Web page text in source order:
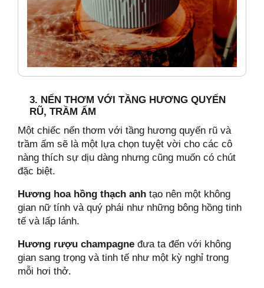
3. NẾN THƠM VỚI TẦNG HƯƠNG QUYẾN
RŨ, TRẦM ẤM
Một chiếc nến thơm với tầng hương quyến rũ và
trầm ấm sẽ là một lựa chọn tuyệt vời cho các cô
nàng thích sự dịu dàng nhưng cũng muốn có chút
đặc biệt.
Hương hoa hồng thạch anh tạo nên một không
gian nữ tính và quý phái như những bông hồng tinh
tế và lấp lánh.
Hương rượu champagne đưa ta đến với không
gian sang trọng và tinh tế như một kỳ nghỉ trong
mỗi hơi thở.